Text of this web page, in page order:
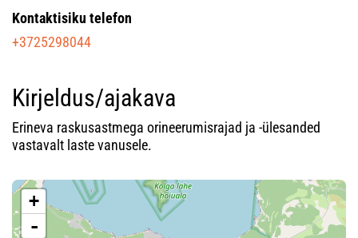
Kontaktisiku telefon
+3725298044
Kirjeldus/ajakava
Erineva raskusastmega orineerumisrajad ja -ülesanded
vastavalt laste vanusele.
+
-